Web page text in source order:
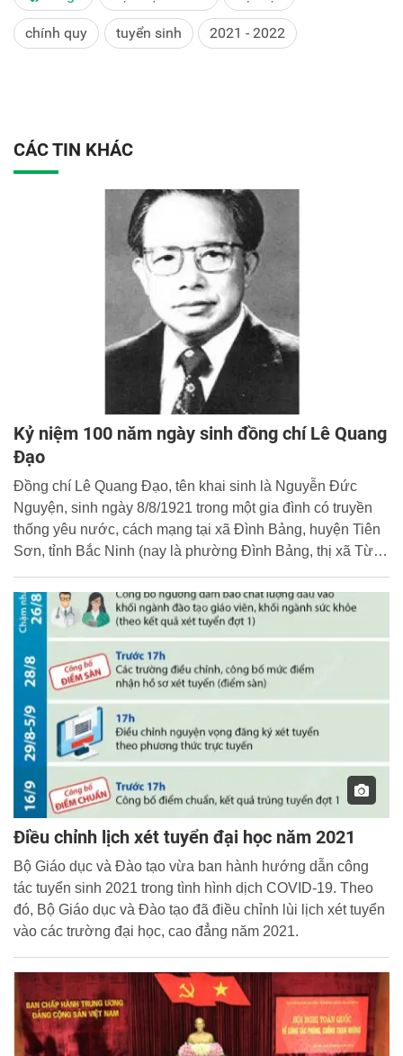
chính quy tuyển sinh 2021 - 2022
CÁC TIN KHÁC
Kỷ niệm 100 năm ngày sinh đồng chí Lê Quang
Đạo
Đồng chí Lê Quang Đạo, tên khai sinh là Nguyễn Đức
Nguyện, sinh ngày 8/8/1921 trong một gia đình có truyền
thống yêu nước, cách mạng tại xã Đình Bảng, huyện Tiên
Sơn, tỉnh Bắc Ninh (nay là phường Đình Bảng, thị xã Từ
Sơn, tỉnh Bắc Ninh).
Điều chỉnh lịch xét tuyển đại học năm 2021
Bộ Giáo dục và Đào tạo vừa ban hành hướng dẫn công
tác tuyển sinh 2021 trong tình hình dịch COVID-19. Theo
đó, Bộ Giáo dục và Đào tạo đã điều chỉnh lùi lịch xét tuyển
vào các trường đại học, cao đẳng năm 2021.